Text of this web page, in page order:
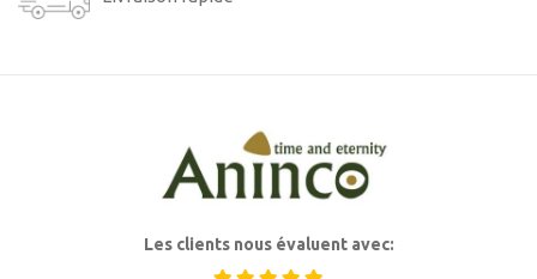
Les clients nous évaluent avec: